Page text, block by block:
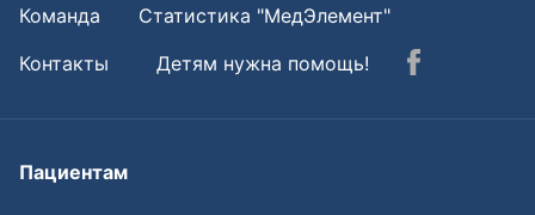
Команда
Статистика "МедЭлемент"
Контакты
Детям нужна помощь!
Пациентам